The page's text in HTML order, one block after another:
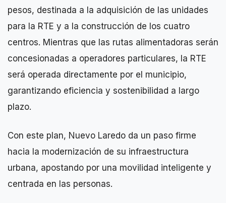
pesos, destinada a la adquisición de las unidades
para la RTE y a la construcción de los cuatro
centros. Mientras que las rutas alimentadoras serán
concesionadas a operadores particulares, la RTE
será operada directamente por el municipio,
garantizando eficiencia y sostenibilidad a largo
plazo.
Con este plan, Nuevo Laredo da un paso firme
hacia la modernización de su infraestructura
urbana, apostando por una movilidad inteligente y
centrada en las personas.